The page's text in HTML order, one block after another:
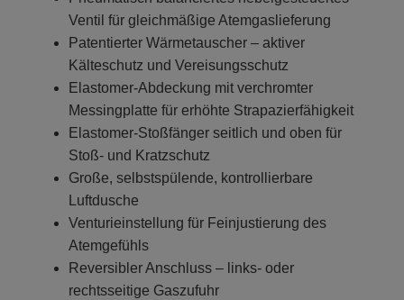
Ventil für gleichmäßige Atemgaslieferung
Patentierter Wärmetauscher – aktiver
Kälteschutz und Vereisungsschutz
Elastomer-Abdeckung mit verchromter
Messingplatte für erhöhte Strapazierfähigkeit
Elastomer-Stoßfänger seitlich und oben für
Stoß- und Kratzschutz
Große, selbstspülende, kontrollierbare
Luftdusche
Venturieinstellung für Feinjustierung des
Atemgefühls
Reversibler Anschluss – links- oder
rechtsseitige Gaszufuhr